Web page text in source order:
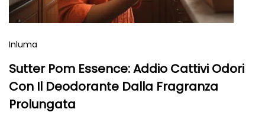
Inluma
Sutter Pom Essence: Addio Cattivi Odori
Con Il Deodorante Dalla Fragranza
Prolungata